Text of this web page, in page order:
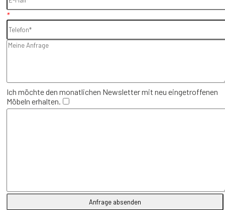
*
Ich möchte den monatlichen Newsletter mit neu eingetroffenen
Möbeln erhalten.